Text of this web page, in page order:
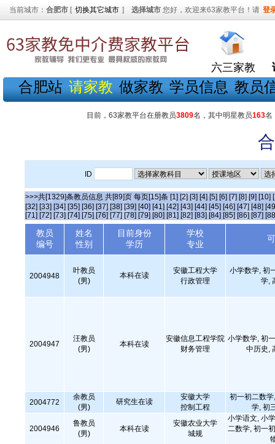
当前城市： 合肥市 [ 切换其它城市 ] 选择城市 您好，欢迎来63家教平台！请 登
六三家教
合肥站 请家教 做家教 学员信息 教员
目前，63家教平台在册教员3809名，其中明星教员163名
ID
>>>共[1329]条教员信息 共[89]页 每页[15]条 [1] [2] [3] [4] [5] [6] [7] [8] [9] [10]
[32] [33] [34] [35] [36] [37] [38] [39] [40] [41] [42] [43] [44] [45] [46] [47] [48]
[71] [72] [73] [74] [75] [76] [77] [78] [79] [80] [81] [82] [83] [84] [85] [86] [87]
教员
编号
姓名
性别
目前身份
学历
学校
专业
2004948
叶教员
(男)
本科在读
安徽工程大学
行政管理
小学数学, 初
学,
2004947
汪教员
(男)
本科在读
安徽信息工程学院
财务管理
小学数学, 初
中历史,
2004772
余教员
(男)
研究生在读
安徽大学
控制工程
初一初二数
学, 初
2004946
鲁教员
(男)
本科在读
安徽农业大学
城规
小学语文, 小
二数学, 初一